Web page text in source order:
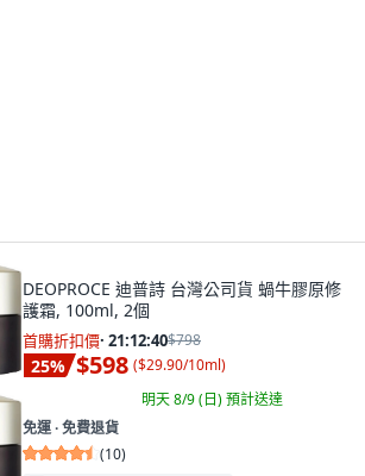
DEOPROCE 迪普詩 台灣公司貨 蝸牛膠原修
護霜, 100ml, 2個
首購折扣價· 21:12:39$798
25% $598 ($29.90/10ml)
明天 8/9 (日)預計送達
免運 ∙ 免費退貨
(10)